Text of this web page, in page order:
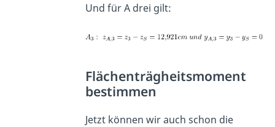
Und für A drei gilt:
Flächenträgheitsmoment
bestimmen
Jetzt können wir auch schon die